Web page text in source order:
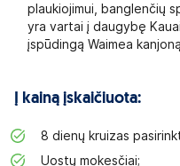
plaukiojimui, banglenčių
yra vartai į daugybę
įspūdingą Waimea
Į kainą įskaičiuota:
8 dienų kruizas
Uostų mokesčiai;